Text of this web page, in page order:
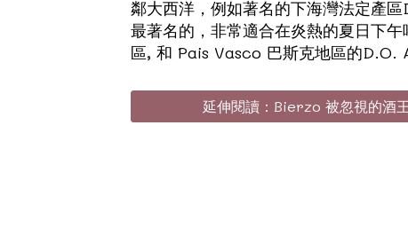
鄰大西洋，例如著名的下海灣法定產
最著名的，非常適合在炎熱的夏日下
區, 和 Pais Vasco 巴斯克地區的
延伸閱讀：Bierzo 被忽視的酒